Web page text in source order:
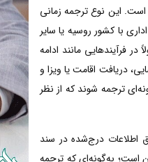
است. این نوع ترجمه زمانی
با کشور روسیه یا سایر
فرآیندهایی مانند ادامه
دریافت اقامت یا ویزا و
ترجمه شوند که از نظر
اطلاعات درج‌شده در سند
است؛ به‌گونه‌ای که ترجمه